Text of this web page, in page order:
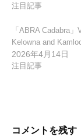
注目記事
「ABRA Cadabra」
Kelowna and
2026年4月14日
注目記事
コメントを残す